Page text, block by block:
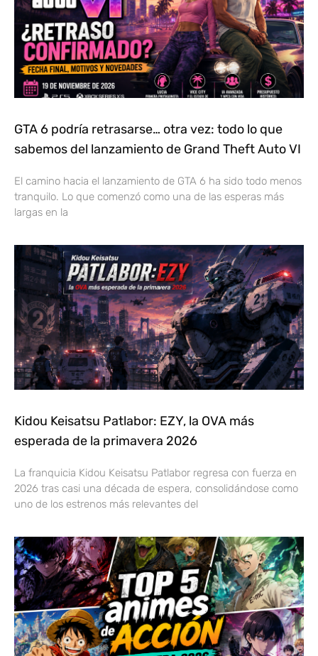
GTA 6 podría retrasarse… otra vez: todo lo que
sabemos del lanzamiento de Grand Theft Auto VI
El camino hacia el lanzamiento de GTA 6 ha sido todo menos
tranquilo. Lo que comenzó como una de las esperas más
largas en la
Kidou Keisatsu Patlabor: EZY, la OVA más
esperada de la primavera 2026
La franquicia Kidou Keisatsu Patlabor regresa con fuerza en
2026 tras casi una década de espera, consolidándose como
uno de los estrenos más relevantes del